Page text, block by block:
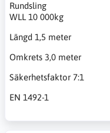
Rundsling
WLL 10 000kg
Längd 1,5 meter
Omkrets 3,0 meter
Säkerhetsfaktor 7:1
EN 1492-1